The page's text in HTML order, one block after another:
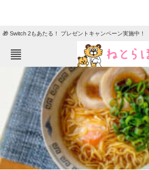
🎁 Switch 2もあたる！ プレゼントキャンペーン実施中！
ねとらぼメニュー
ニュース
エンタメ クイズ
グルメ 地域
住まい 教育・育児
動物 リサーチ